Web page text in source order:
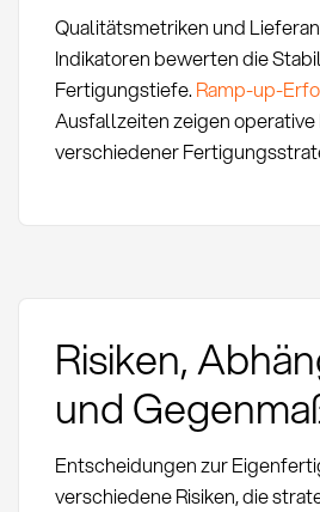
Qualitätsmetriken und
Indikatoren bewerten die
Fertigungstiefe. Ramp-up-
Ausfallzeiten zeigen operative
verschiedener
Risiken,
und
Entscheidungen zur
verschiedene Risiken, die